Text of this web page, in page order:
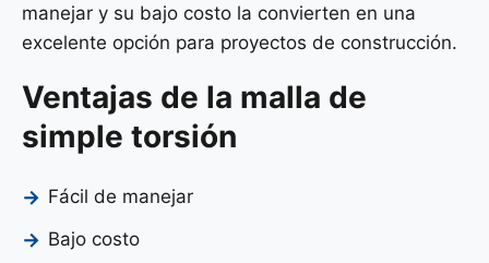
manejar y su bajo costo la convierten en una
excelente opción para proyectos de construcción.
Ventajas de la malla de
simple torsión
Fácil de manejar
Bajo costo